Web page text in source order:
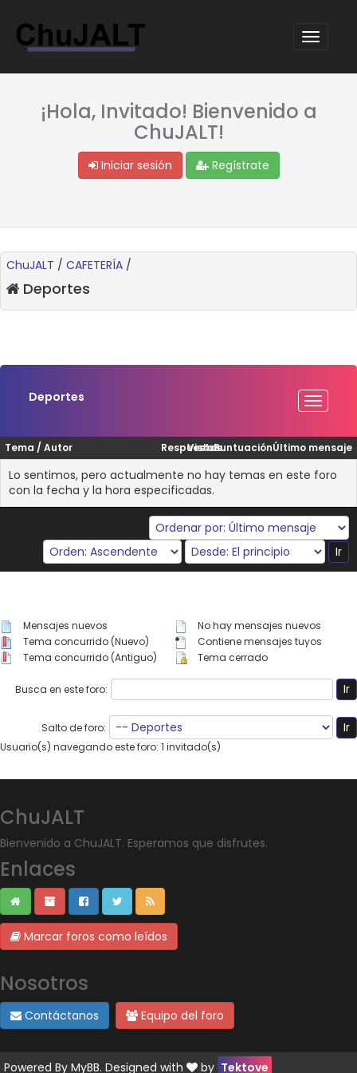
¡Hola, Invitado! Bienvenido a
ChuJALT!
Iniciar sesión Regístrate
ChuJALT / CAFETERÍA /
Deportes
Deportes
Tema / Autor Respuestas
VistasPuntuaciónÚltimo mensaje
Lo sentimos, pero actualmente no hay temas en este foro
con la fecha y la hora especificadas.
Mensajes nuevos
Tema concurrido (Nuevo)
Tema concurrido (Antiguo)
No hay mensajes nuevos
Contiene mensajes tuyos
Tema cerrado
Busca en este foro:
Salto de foro:
Usuario(s) navegando este foro: 1 invitado(s)
ChuJALT
Bienvenido a ChuJALT. Esperamos que disfrutes.
Enlaces
Marcar foros como leídos
Nosotros
Contáctanos Equipo del foro
Powered By MyBB. Designed with by Tektove